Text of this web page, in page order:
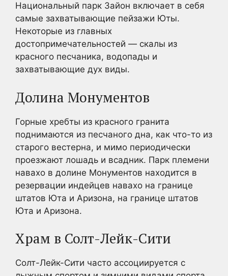
Национальный парк Зайон включает в себя
самые захватывающие пейзажи Юты.
Некоторые из главных
достопримечательностей — скалы из
красного песчаника, водопады и
захватывающие дух виды.
Долина Монументов
Горные хребты из красного гранита
поднимаются из песчаного дна, как что-то из
старого вестерна, и мимо периодически
проезжают лошадь и всадник. Парк племени
навахо в долине Монументов находится в
резервации индейцев навахо на границе
штатов Юта и Аризона, на границе штатов
Юта и Аризона.
Храм в Солт-Лейк-Сити
Солт-Лейк-Сити часто ассоциируется с